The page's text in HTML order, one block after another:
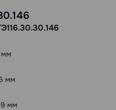
мм
мм
мм